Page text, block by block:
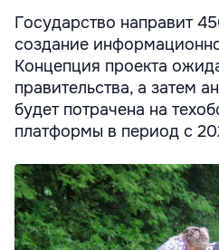
Государство направит
создание
Концепция проекта
правительства, а затем
будет потрачена на
платформы в период с